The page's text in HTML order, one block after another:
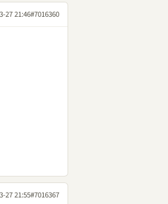
27 21:46#7016360
27 21:55#7016367